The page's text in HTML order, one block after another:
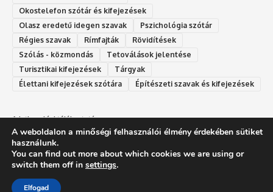
Okostelefon szótár és kifejezések
Olasz eredetű idegen szavak
Ps‮gólohciz‬ia s‮átóz‬r
Régies szavak
Rímfajták
Rövidítések
Szólás - közmondás
Tetoválások jelentése
Turisztikai kifejezések
Tárgyak
Élettani kifejezések szótára
Építészeti szavak és kifejezések
Adatkezelési tájékoztató
Felhasználási feltételek
SzóLexikon.hu - Mi a jelentése - Szavak jelentése - Idegen szavak szótára -
A weboldalon a minőségi felhasználói élmény érdekében sütiket
használunk.
You can find out more about which cookies we are using or
switch them off in settings.
Elfogad